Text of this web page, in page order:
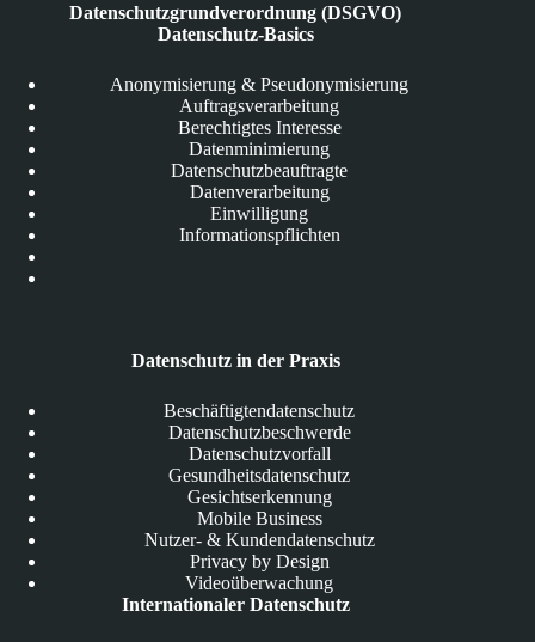
Datenschutzgrundverordnung (DSGVO)
Datenschutz-Basics
Anonymisierung & Pseudonymisierung
Auftragsverarbeitung
Berechtigtes Interesse
Datenminimierung
Datenschutzbeauftragte
Datenverarbeitung
Einwilligung
Informationspflichten
Datenschutz in der Praxis
Beschäftigtendatenschutz
Datenschutzbeschwerde
Datenschutzvorfall
Gesundheitsdatenschutz
Gesichtserkennung
Mobile Business
Nutzer- & Kundendatenschutz
Privacy by Design
Videoüberwachung
Internationaler Datenschutz